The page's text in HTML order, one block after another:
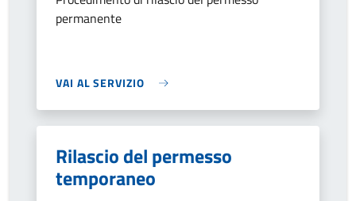
permanente
VAI AL SERVIZIO
Rilascio del permesso
temporaneo